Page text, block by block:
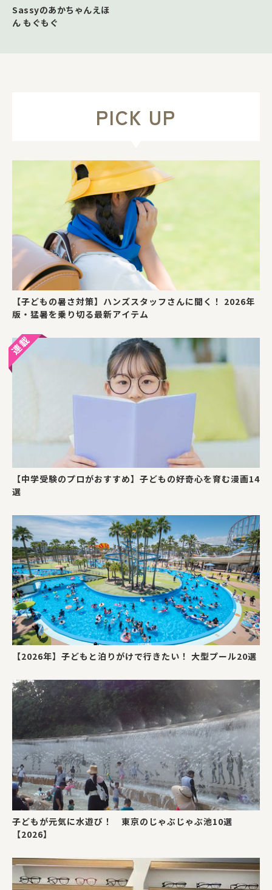
Sassyのあかちゃんえほ
ん もぐもぐ
PICK UP
【子どもの暑さ対策】ハンズスタッフさんに聞く！ 2026年
版・猛暑を乗り切る最新アイテム
【中学受験のプロがおすすめ】子どもの好奇心を育む漫画14
選
【2026年】子どもと泊りがけで行きたい！ 大型プール20選
子どもが元気に水遊び！ 東京のじゃぶじゃぶ池10選
【2026】